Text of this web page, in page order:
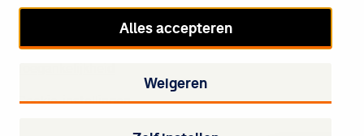
Alles accepteren
Weigeren
Cookie-instellingen